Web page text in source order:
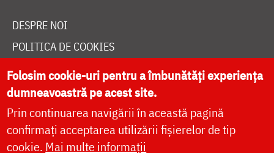
DESPRE NOI
POLITICA DE COOKIES
DONEAZĂ ONLINE PENTRU CATEDRALA NAȚIONALĂ
LIVE
Folosim cookie-uri pentru a îmbunătăți experiența
dumneavoastră pe acest site.
Prin continuarea navigării în această pagină
confirmați acceptarea utilizării fișierelor de tip
cookie. Mai multe informații